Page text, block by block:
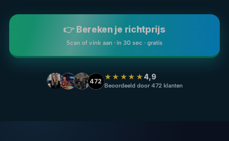
👉 Bereken je richtprijs
Scan of vink aan · in 30 sec · gratis
472 ★★★★★4,9
Beoordeeld door 472 klanten